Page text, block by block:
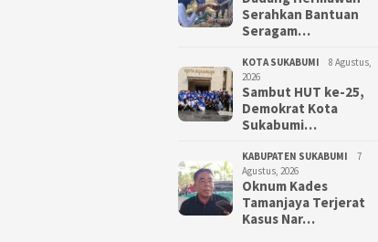
Serahkan Bantuan
Seragam…
KOTA SUKABUMI
8 Agustus,
2026
Sambut HUT ke-25,
Demokrat Kota
Sukabumi…
KABUPATEN SUKABUMI
7
Agustus, 2026
Oknum Kades
Tamanjaya Terjerat
Kasus Nar…